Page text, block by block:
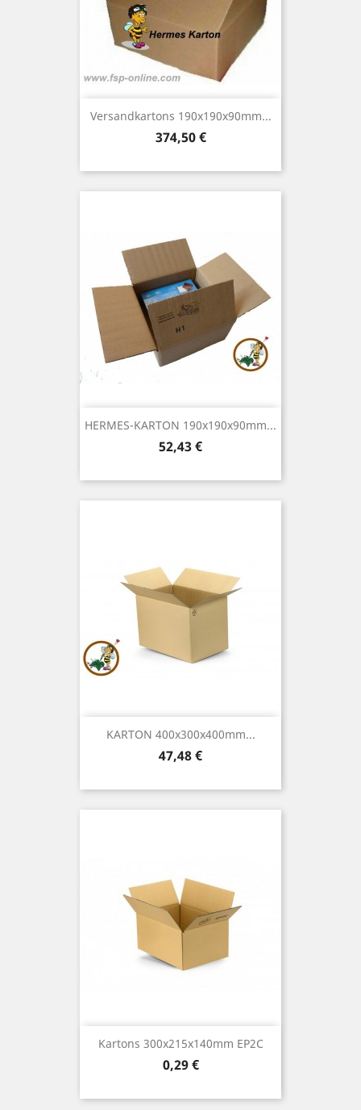
Versandkartons 190x190x90mm...
Preis
374,50 €
HERMES-KARTON 190x190x90mm...
Preis
52,43 €
KARTON 400x300x400mm...
Preis
47,48 €
Kartons 300x215x140mm EP2C
Preis
0,29 €